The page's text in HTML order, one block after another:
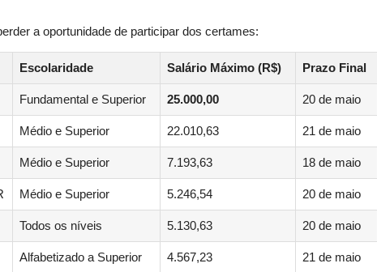
a oportunidade de participar dos certames:
Escolaridade Salário Máximo (R$) Prazo Final
Fundamental e Superior 25.000,00 20 de maio
Médio e Superior 22.010,63 21 de maio
Médio e Superior 7.193,63 18 de maio
Médio e Superior 5.246,54 20 de maio
Todos os níveis 5.130,63 20 de maio
Alfabetizado a Superior 4.567,23 21 de maio